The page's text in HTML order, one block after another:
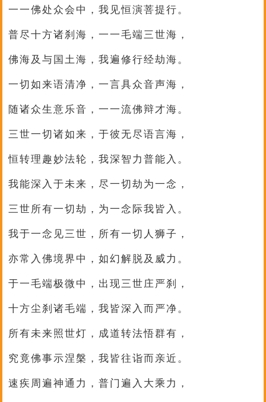
一一佛处众会中，我见恒演菩提行。
普尽十方诸刹海，一一毛端三世海，
佛海及与国土海，我遍修行经劫海。
一切如来语清净，一言具众音声海，
随诸众生意乐音，一一流佛辩才海。
三世一切诸如来，于彼无尽语言海，
恒转理趣妙法轮，我深智力普能入。
我能深入于未来，尽一切劫为一念，
三世所有一切劫，为一念际我皆入。
我于一念见三世，所有一切人狮子，
亦常入佛境界中，如幻解脱及威力。
于一毛端极微中，出现三世庄严刹，
十方尘刹诸毛端，我皆深入而严净。
所有未来照世灯，成道转法悟群有，
究竟佛事示涅槃，我皆往诣而亲近。
速疾周遍神通力，普门遍入大乘力，